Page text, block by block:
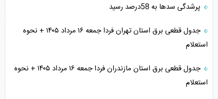
پرشدگی سدها به 58درصد رسید
جدول قطعی برق استان تهران فردا جمعه ۱۶ مرداد ۱۴۰۵ + نحوه
استعلام
جدول قطعی برق استان مازندران فردا جمعه ۱۶ مرداد ۱۴۰۵ + نحوه
استعلام